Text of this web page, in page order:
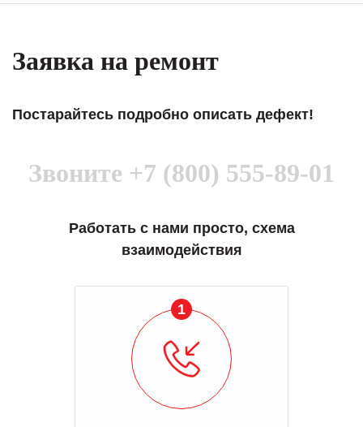
Заявка на ремонт
Постарайтесь подробно описать дефект!
Звоните +7 (800) 555-89-01
Работать с нами просто, схема
взаимодействия
1